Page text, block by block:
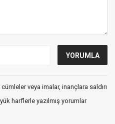
veya imalar, inançlara saldırı
harflerle yazılmış yorumlar